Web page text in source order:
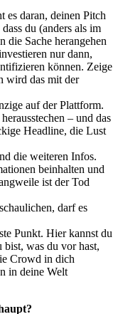
es daran, deinen Pitch
du (anders als im
die Sache herangehen
nur dann,
können. Zeige
wird das mit der
auf der Plattform.
– und das
Headline, die Lust
die weiteren Infos.
beinhalten und
ist der Tod
darf es
Punkt. Hier kannst du
was du vor hast,
Crowd in dich
in deine Welt